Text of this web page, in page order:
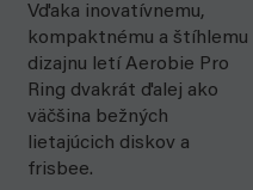
Vďaka inovatívnemu,
kompaktnému a štíhlemu
dizajnu letí Aerobie Pro
Ring dvakrát ďalej ako
väčšina bežných
lietajúcich diskov a
frisbee.